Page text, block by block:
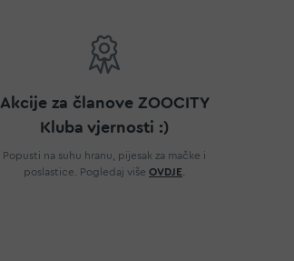
Akcije za članove ZOOCITY
Kluba vjernosti :)
Popusti na suhu hranu, pijesak za mačke i
poslastice. Pogledaj više OVDJE